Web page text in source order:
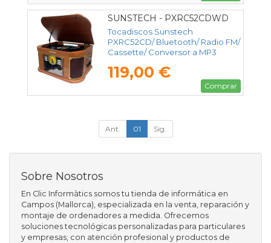
SUNSTECH - PXRC52CDWD
Tocadiscos Sunstech
PXRC52CD/ Bluetooth/ Radio FM/
Cassette/ Conversor a MP3
119,00 €
Comprar
Ant. 01 Sig.
Sobre Nosotros
En Clic Informàtics somos tu tienda de informática en
Campos (Mallorca), especializada en la venta, reparación y
montaje de ordenadores a medida. Ofrecemos
soluciones tecnológicas personalizadas para particulares
y empresas, con atención profesional y productos de